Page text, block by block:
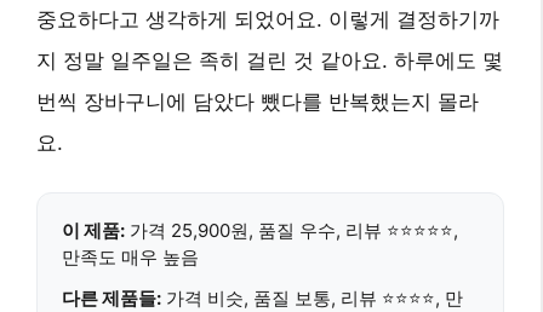
중요하다고 생각하게 되었어요. 이렇게 결정하기까
지 정말 일주일은 족히 걸린 것 같아요. 하루에도 몇
번씩 장바구니에 담았다 뺐다를 반복했는지 몰라
요.
이 제품: 가격 25,900원, 품질 우수, 리뷰 ⭐⭐⭐⭐⭐,
만족도 매우 높음
다른 제품들: 가격 비슷, 품질 보통, 리뷰 ⭐⭐⭐⭐, 만